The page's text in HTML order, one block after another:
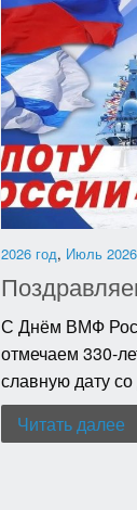
2026 год, Июль 2026
С Днём ВМФ
отмечаем 330-
славную дату
Читать далее